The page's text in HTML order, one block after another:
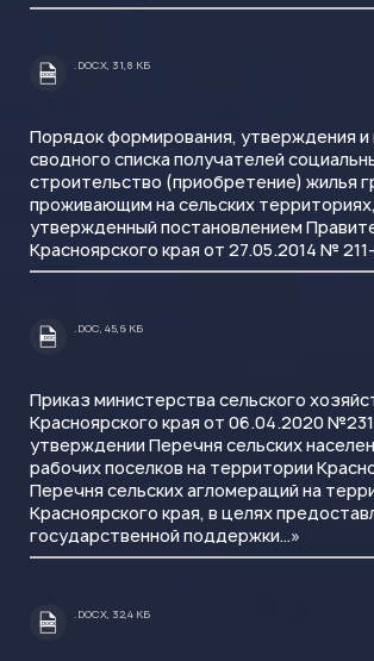
.DOCX
.DOCX, 31,8 КБ
Порядок формирования, утверждения и
сводного списка получателей
строительство (приобретение) жилья
проживающим на сельских территориях,
утвержденный постановлением
Красноярского края от 27.05.2014 №
.DOC
.DOC, 45,6 КБ
Приказ министерства сельского
Красноярского края от 06.04.2020
утверждении Перечня сельских
рабочих поселков на территории
Перечня сельских агломераций на
Красноярского края, в целях
государственной поддержки…»
.DOCX
.DOCX, 32,4 КБ